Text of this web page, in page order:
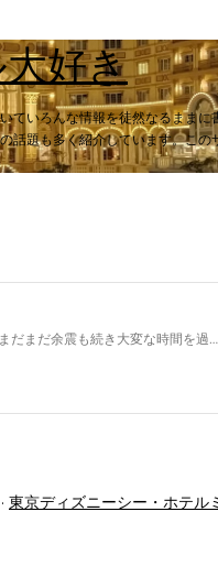
好き
ていろんな情報を徒然なるまま
話題も多く紹介しています。こ
今回の熊本を震源とする地震で被災された皆さままだまだ余震も続き大変な時間を過ごされていると思います。心よりお見舞い申し上げます
東京ディズニーシー・ホテル